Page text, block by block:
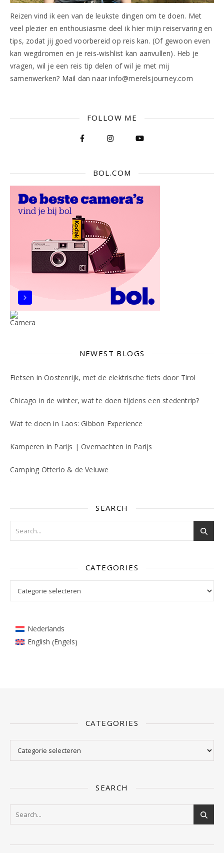
Reizen vind ik een van de leukste dingen om te doen. Met
veel plezier en enthousiasme deel ik hier mijn reiservaring en
tips, zodat jij goed voorbereid op reis kan. (Of gewoon even
kan wegdromen en je reis-wishlist kan aanvullen). Heb je
vragen, wil je een reis tip delen of wil je met mij
samenwerken? Mail dan naar info@merelsjourney.com
FOLLOW ME
BOL.COM
NEWEST BLOGS
Fietsen in Oostenrijk, met de elektrische fiets door Tirol
Chicago in de winter, wat te doen tijdens een stedentrip?
Wat te doen in Laos: Gibbon Experience
Kamperen in Parijs | Overnachten in Parijs
Camping Otterlo & de Veluwe
SEARCH
CATEGORIES
Nederlands
English (Engels)
CATEGORIES
Categories
SEARCH